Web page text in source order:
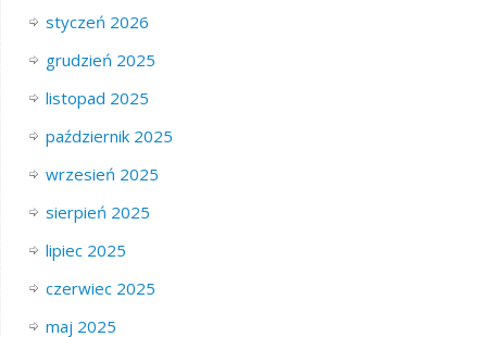
styczeń 2026
grudzień 2025
listopad 2025
październik 2025
wrzesień 2025
sierpień 2025
lipiec 2025
czerwiec 2025
maj 2025